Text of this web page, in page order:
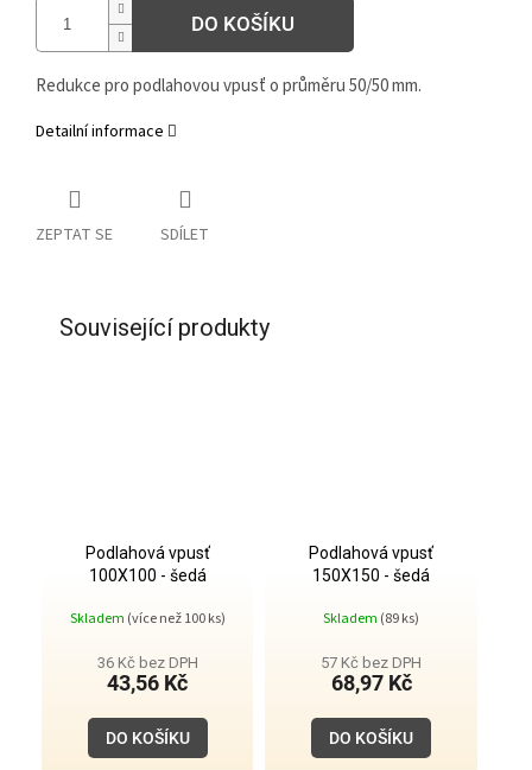
DO KOŠÍKU
Redukce pro podlahovou vpusť o průměru 50/50 mm.
Detailní informace
ZEPTAT SE SDÍLET
Související produkty
Podlahová vpusť
100X100 - šedá
Skladem (více než 100 ks)
36 Kč bez DPH
43,56 Kč
DO KOŠÍKU
Podlahová vpusť
150X150 - šedá
Skladem (89 ks)
57 Kč bez DPH
68,97 Kč
DO KOŠÍKU